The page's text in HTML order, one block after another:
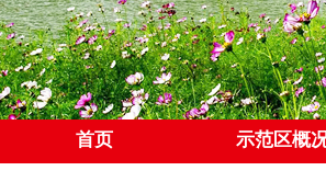
首页 示范区概